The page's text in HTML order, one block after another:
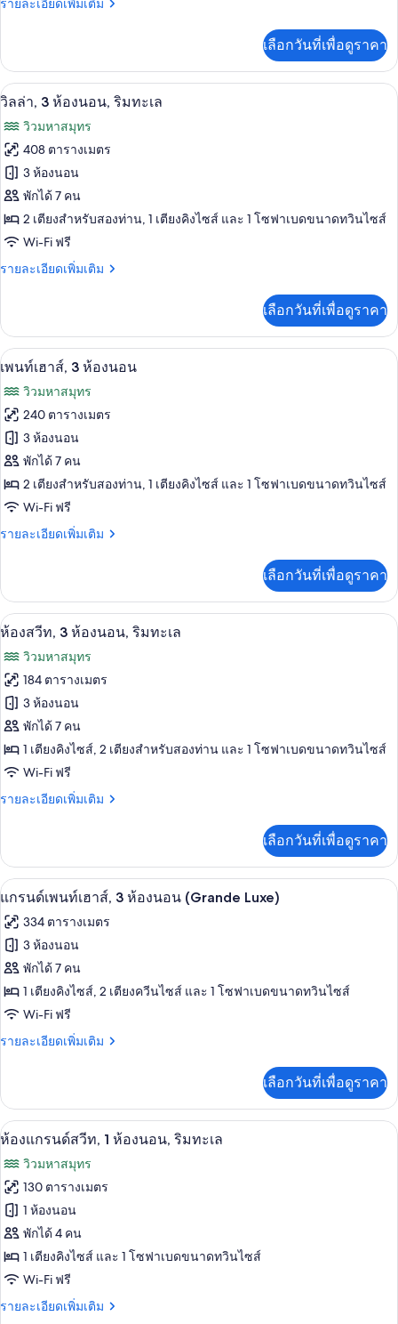
โซฟา
ทะเล
นอน,
สวน
รายละเอียดเพิ่มเติม
เกี่ยว
กับ
วิลล่า,
ห้อง
นอน,
วิว
สวน
เลือกวันที่เพื่อดูราคา
เปิด
ภาพถ่าย
ทั้งหมด
ของ
วิลล่า,
3
ห้อง
นอน,
ทะเล
เครื่องนอนระดับพรีเมียม, มินิบาร์, ตู้นิ
13
วิลล่า, 3 ห้องนอน, ริมทะเล
วิวมหาสมุทร
408 ตารางเมตร
3 ห้องนอน
พักได้ 7 คน
2 เตียงสำหรับสองท่าน, 1 เตียงคิงไซส์ และ 1 โซฟาเบดขนาดทวินไซส์
Wi-Fi ฟรี
รายละเอียดเพิ่มเติม
ราย
เกี่ยว
กับ
วิลล่า,
ห้อง
นอน,
ริม
ทะเล
เลือกวันที่เพื่อดูราคา
เปิด
ภาพถ่าย
ทั้งหมด
ของ
เพ
นท์
เฮา
ส์,
ห้อง
นอน
เพนท์เฮาส์, 3 ห้องนอน | เครื่องนอนร
3
เพนท์เฮาส์, 3 ห้องนอน
วิวมหาสมุทร
240 ตารางเมตร
3 ห้องนอน
พักได้ 7 คน
2 เตียงสำหรับสองท่าน, 1 เตียงคิงไซส์ และ 1 โซฟาเบดขนาดทวินไซส์
Wi-Fi ฟรี
รายละเอียดเพิ่มเติม
ราย
เกี่ยว
กับ
เพ
เฮา
ส์,
3
ห้อง
นอน
เลือกวันที่เพื่อดูราคา
เปิด
ภาพถ่าย
ทั้งหมด
ของ
ห้อง
สวีท,
3
ห้อง
ริม
ทะเล
ห้องสวีท, 3 ห้องนอน, ริมทะเล | เครื่อ
9
ห้องสวีท, 3 ห้องนอน, ริมทะเล
วิวมหาสมุทร
184 ตารางเมตร
3 ห้องนอน
พักได้ 7 คน
1 เตียงคิงไซส์, 2 เตียงสำหรับสองท่าน และ 1 โซฟาเบดขนาดทวินไซส์
Wi-Fi ฟรี
รายละเอียดเพิ่มเติม
ราย
เกี่ยว
กับ
ห้อง
ท,
3
ห้อง
นอน,
ริม
ทะเล
เลือกวันที่เพื่อดูราคา
เปิด
ภาพถ่าย
ทั้งหมด
ของ
แก
รนด์
เพ
เฮา
ส์,
3
ห้อง
นอน
(Grande
Luxe)
แกรนด์เพนท์เฮาส์, 3 ห้องนอน
5
แกรนด์เพนท์เฮาส์, 3 ห้องนอน (Grande Luxe)
334 ตารางเมตร
3 ห้องนอน
พักได้ 7 คน
1 เตียงคิงไซส์, 2 เตียงควีนไซส์ และ 1 โซฟาเบดขนาดทวินไซส์
Wi-Fi ฟรี
รายละเอียดเพิ่มเติม
ราย
เกี่ยว
กับ
แก
เพ
นท์
เฮา
ส์,
3
ห้อง
นอน
(Grande
เลือกวันที่เพื่อดูราคา
เปิด
ภาพถ่าย
ทั้งหมด
ของ
ห้อง
แก
รนด์
สวีท,
ห้องแกรนด์สวีท, 1 ห้องนอน, ริมทะเล
7
ห้องแกรนด์สวีท, 1 ห้องนอน, ริมทะเล
วิวมหาสมุทร
130 ตารางเมตร
1 ห้องนอน
พักได้ 4 คน
1 เตียงคิงไซส์ และ 1 โซฟาเบดขนาดทวินไซส์
Wi-Fi ฟรี
รายละเอียดเพิ่มเติม
ราย